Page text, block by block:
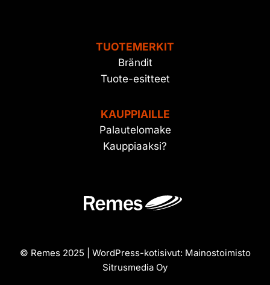
TUOTEMERKIT
Brändit
Tuote-esitteet
KAUPPIAILLE
Palautelomake
Kauppiaaksi?
© Remes 2025 | WordPress-kotisivut: Mainostoimisto
Sitrusmedia Oy